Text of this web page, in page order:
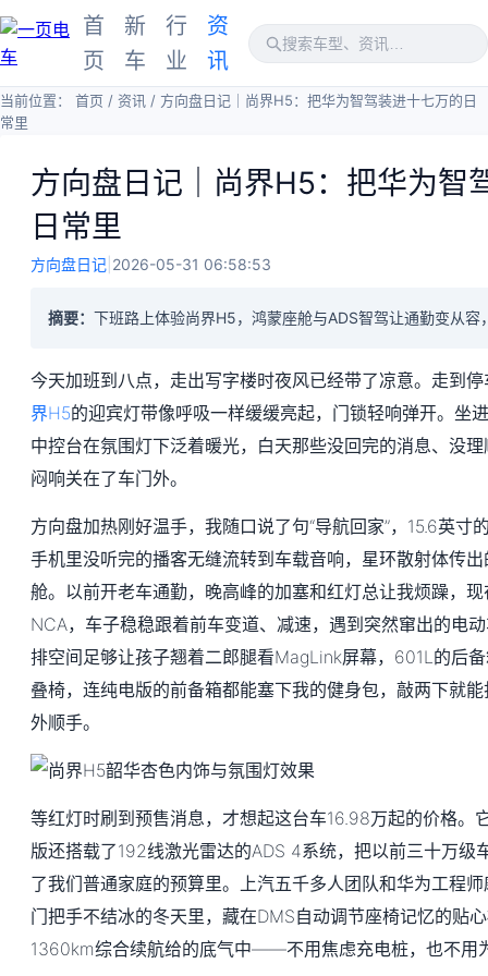
首
页
新
车
行
业
资
讯
当前位置： 首页 / 资讯 / 方向盘日记｜尚界H5：把华为智驾装进十七万的日
常里
方向盘日记｜尚界H5：把华为智
日常里
方向盘日记 2026-05-31 06:58:53
摘要： 下班路上体验尚界H5，鸿蒙座舱与ADS智驾让通勤变从容
今天加班到八点，走出写字楼时夜风已经带了凉意。走到
界H5的迎宾灯带像呼吸一样缓缓亮起，门锁轻响弹开。坐
中控台在氛围灯下泛着暖光，白天那些没回完的消息、没
闷响关在了车门外。
方向盘加热刚好温手，我随口说了句“导航回家”，15.6英寸
手机里没听完的播客无缝流转到车载音响，星环散射体传
舱。以前开老车通勤，晚高峰的加塞和红灯总让我烦躁，
NCA，车子稳稳跟着前车变道、减速，遇到突然窜出的电
排空间足够让孩子翘着二郎腿看MagLink屏幕，601L的后
叠椅，连纯电版的前备箱都能塞下我的健身包，敲两下就
外顺手。
等红灯时刷到预售消息，才想起这台车16.98万起的价格。
版还搭载了192线激光雷达的ADS 4系统，把以前三十万级
了我们普通家庭的预算里。上汽五千多人团队和华为工程
门把手不结冰的冬天里，藏在DMS自动调节座椅记忆的贴
1360km综合续航给的底气中——不用焦虑充电桩，也不用